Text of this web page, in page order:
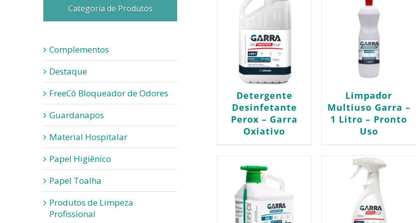
Detergente
Desinfetante
Perox – Garra
Oxiativo
Limpador
Multiuso Garra –
1 Litro – Pronto
Uso
Categoria de Produtos
Complementos
Destaque
FreeCô Bloqueador de Odores
Guardanapos
Material Hospitalar
Papel Higiênico
Papel Toalha
Produtos de Limpeza
Profissional